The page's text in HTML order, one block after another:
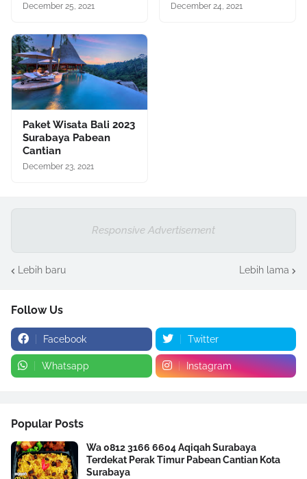
December 25, 2021 December 24, 2021
Paket Wisata Bali 2023
Surabaya Pabean
Cantian
December 23, 2021
Responsive Advertisement
Lebih baru Lebih lama
Follow Us
Facebook Twitter
Whatsapp Instagram
Popular Posts
Wa 0812 3166 6604 Aqiqah Surabaya
Terdekat Perak Timur Pabean Cantian Kota
Surabaya